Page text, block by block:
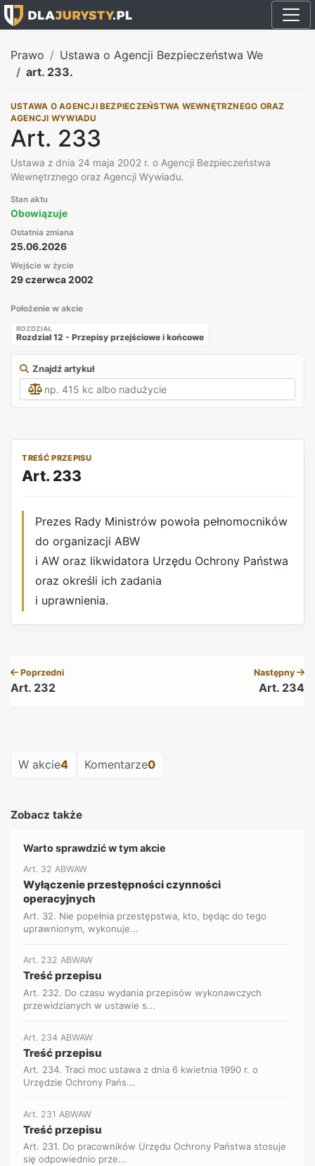
Prawo
Ustawa o Agencji Bezpieczeństwa We
art. 233.
USTAWA O AGENCJI BEZPIECZEŃSTWA WEWNĘTRZNEGO ORAZ
AGENCJI WYWIADU
Art. 233
Ustawa z dnia 24 maja 2002 r. o Agencji Bezpieczeństwa
Wewnętrznego oraz Agencji Wywiadu.
Stan aktu
Obowiązuje
Ostatnia zmiana
25.06.2026
Wejście w życie
29 czerwca 2002
Położenie w akcie
ROZDZIAŁ
Rozdział 12 - Przepisy przejściowe i końcowe
Znajdź artykuł
TREŚĆ PRZEPISU
Art. 233
Prezes Rady Ministrów powoła pełnomocników
do organizacji ABW
i AW oraz likwidatora Urzędu Ochrony Państwa
oraz określi ich zadania
i uprawnienia.
Poprzedni
Art. 232
Następny
Art. 234
W akcie4 Komentarze0
Zobacz także
Warto sprawdzić w tym akcie
Art. 32 ABWAW
Wyłączenie przestępności czynności
operacyjnych
Art. 32. Nie popełnia przestępstwa, kto, będąc do tego
uprawnionym, wykonuje...
Art. 232 ABWAW
Treść przepisu
Art. 232. Do czasu wydania przepisów wykonawczych
przewidzianych w ustawie s...
Art. 234 ABWAW
Treść przepisu
Art. 234. Traci moc ustawa z dnia 6 kwietnia 1990 r. o
Urzędzie Ochrony Pańs...
Art. 231 ABWAW
Treść przepisu
Art. 231. Do pracowników Urzędu Ochrony Państwa stosuje
się odpowiednio prze...